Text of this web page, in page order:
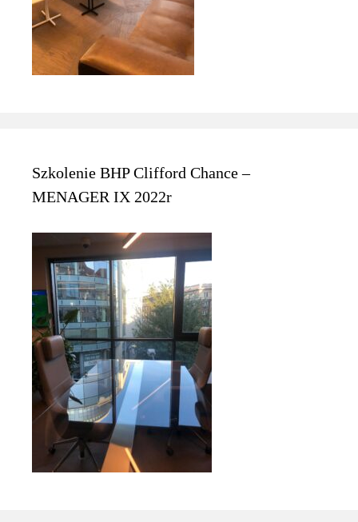
Szkolenie BHP Clifford Chance –
MENAGER IX 2022r